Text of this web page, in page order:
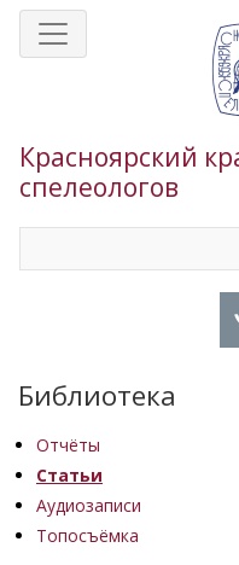
Перейти
Красноярский
спелеологов
Библиотека
Отчёты
Статьи
Аудиозаписи
Топосъёмка